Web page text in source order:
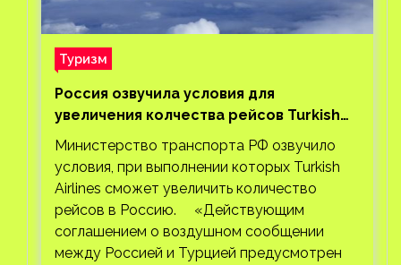
Туризм
Россия озвучила условия для
увеличения колчества рейсов Turkish
Airlines
Министерство транспорта РФ озвучило
условия, при выполнении которых Turkish
Airlines сможет увеличить количество
рейсов в Россию. «Действующим
соглашением о воздушном сообщении
между Россией и Турцией предусмотрен